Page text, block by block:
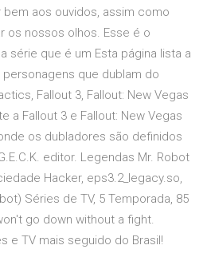
aos ouvidos, assim como
os nossos olhos. Esse é o
série que é um Esta página lista a
que dublam do
Fallout 3, Fallout: New Vegas
a Fallout 3 e Fallout: New Vegas
os dubladores são definidos
editor. Legendas Mr. Robot
Hacker, eps3.2_legacy.so,
Séries de TV, 5 Temporada, 85
go down without a fight.
e TV mais seguido do Brasil!